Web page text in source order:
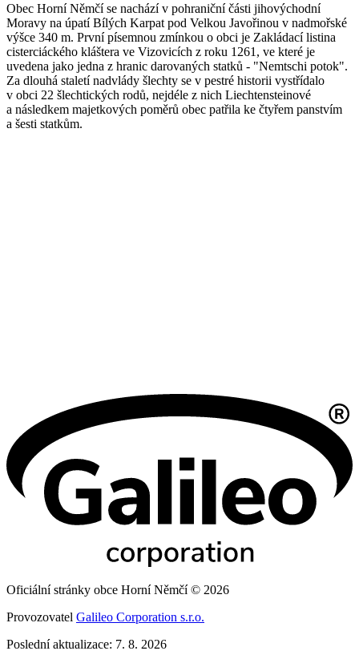
Obec Horní Němčí se nachází v pohraniční části jihovýchodní
Moravy na úpatí Bílých Karpat pod Velkou Javořinou v nadmořské
výšce 340 m. První písemnou zmínkou o obci je Zakládací listina
cisterciáckého kláštera ve Vizovicích z roku 1261, ve které je
uvedena jako jedna z hranic darovaných statků - "Nemtschi potok".
Za dlouhá staletí nadvlády šlechty se v pestré historii vystřídalo
v obci 22 šlechtických rodů, nejdéle z nich Liechtensteinové
a následkem majetkových poměrů obec patřila ke čtyřem panstvím
a šesti statkům.
Oficiální stránky obce Horní Němčí © 2026
Provozovatel Galileo Corporation s.r.o.
Poslední aktualizace: 7. 8. 2026